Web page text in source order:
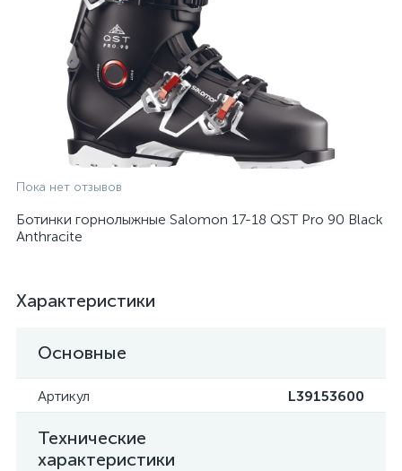
Пока нет отзывов
Ботинки горнолыжные Salomon 17-18 QST Pro 90 Black
Anthracite
Характеристики
Основные
Артикул L39153600
Технические
характеристики